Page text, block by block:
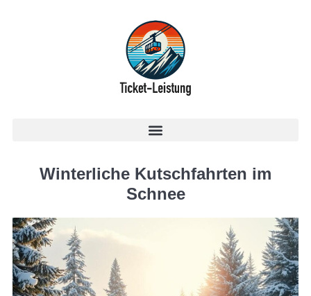
Winterliche Kutschfahrten im
Schnee